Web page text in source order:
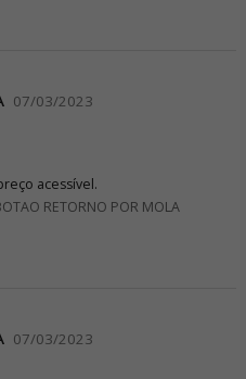
07/03/2023
acessível.
RETORNO POR MOLA
07/03/2023